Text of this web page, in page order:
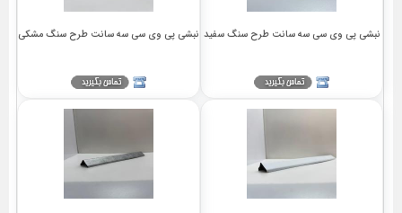
نبشی پی وی سی سه سانت طرح سنگ سفید نبشی پی وی سی سه سانت طرح سنگ مشکی